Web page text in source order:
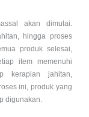
akan dimulai.
hingga proses
produk selesai,
item memenuhi
kerapian jahitan,
ini, produk yang
digunakan.